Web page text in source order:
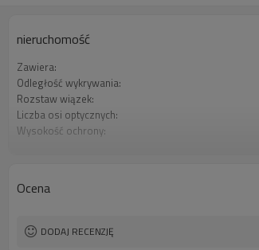
nieruchomość
Zawiera:
Odległość wykrywania:
Rozstaw wiązek:
Liczba osi optycznych:
Wysokość ochrony:
Ocena
DODAJ RECENZJĘ